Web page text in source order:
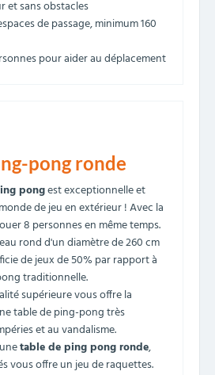
et sans obstacles
de passage, minimum 160
pour aider au déplacement
pong ronde
pongest exceptionnelle et
de jeu en extérieur ! Avec la
8 personnes en même temps.
rond d'un diamètre de 260 cm
de jeux de 50% par rapport à
traditionnelle.
supérieure vous offre la
table de ping-pong très
et au vandalisme.
table de ping pong ronde,
vous offre un jeu de raquettes.